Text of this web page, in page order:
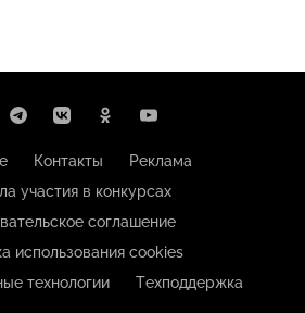
Контакты
Реклама
участия в конкурсах
соглашение
использования cookies
технологии
Техподдержка